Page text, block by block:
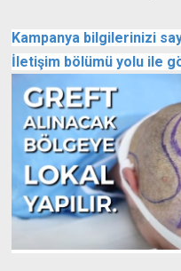
Kampanya bilgilerinizi
İletişim bölümü yolu ile